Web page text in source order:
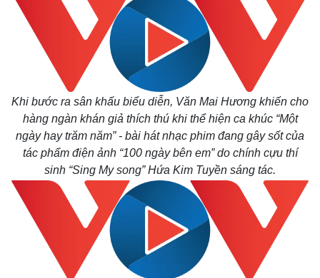
Bất động sản
Khởi nghiệp
Thị trường
Giá vàng
Tiêu dùng
Tỷ giá
Chứng khoán
Giá cà phê
Khi bước ra sân khấu biểu diễn, Văn Mai Hương khiến cho
hàng ngàn khán giả thích thú khi thể hiện ca khúc “Một
ngày hay trăm năm” - bài hát nhạc phim đang gây sốt của
tác phẩm điện ảnh “100 ngày bên em” do chính cựu thí
sinh “Sing My song” Hứa Kim Tuyền sáng tác.